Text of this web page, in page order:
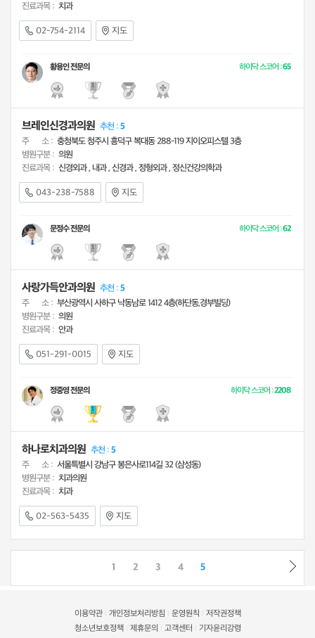
진료과목 : 치과
02-754-2114 지도
황용인 전문의 하이닥 스코어 :65
브레인신경과의원 추천 :5
주 소 : 충청북도 청주시 흥덕구 복대동 288-119 지이오피스텔 3층
병원구분 : 의원
진료과목 : 신경외과 , 내과 , 신경과 , 정형외과 , 정신건강의학과
043-238-7588 지도
문정수 전문의 하이닥 스코어 :62
사랑가득안과의원 추천 :5
주 소 : 부산광역시 사하구 낙동남로 1412 4층(하단동,경부빌딩)
병원구분 : 의원
진료과목 : 안과
051-291-0015 지도
정중영 전문의 하이닥 스코어 :2208
하나로치과의원 추천 :5
주 소 : 서울특별시 강남구 봉은사로114길 32 (삼성동)
병원구분 : 치과의원
진료과목 : 치과
02-563-5435 지도
1 2 3 4 5
이용약관 개인정보처리방침 운영원칙
저작권정책
청소년보호정책
제휴문의 고객센터 기자윤리강령